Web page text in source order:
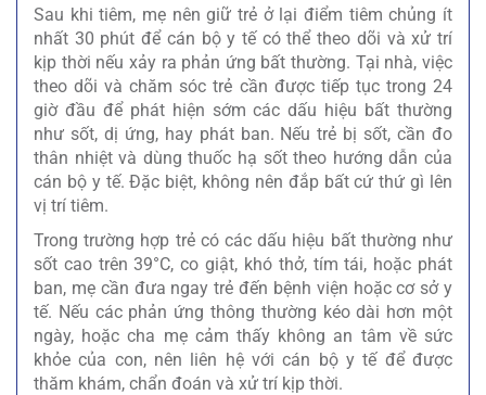
Sau khi tiêm, mẹ nên giữ trẻ ở lại điểm tiêm chủng ít
nhất 30 phút để cán bộ y tế có thể theo dõi và xử trí
kịp thời nếu xảy ra phản ứng bất thường. Tại nhà, việc
theo dõi và chăm sóc trẻ cần được tiếp tục trong 24
giờ đầu để phát hiện sớm các dấu hiệu bất thường
như sốt, dị ứng, hay phát ban. Nếu trẻ bị sốt, cần đo
thân nhiệt và dùng thuốc hạ sốt theo hướng dẫn của
cán bộ y tế. Đặc biệt, không nên đắp bất cứ thứ gì lên
vị trí tiêm.
Trong trường hợp trẻ có các dấu hiệu bất thường như
sốt cao trên 39°C, co giật, khó thở, tím tái, hoặc phát
ban, mẹ cần đưa ngay trẻ đến bệnh viện hoặc cơ sở y
tế. Nếu các phản ứng thông thường kéo dài hơn một
ngày, hoặc cha mẹ cảm thấy không an tâm về sức
khỏe của con, nên liên hệ với cán bộ y tế để được
thăm khám, chẩn đoán và xử trí kịp thời.